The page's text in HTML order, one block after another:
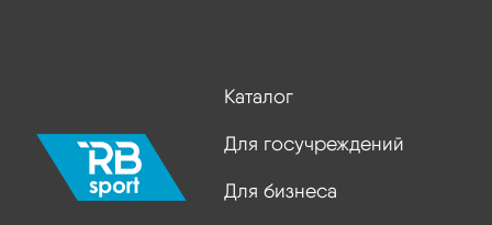
Каталог
Для госучреждений
Для бизнеса